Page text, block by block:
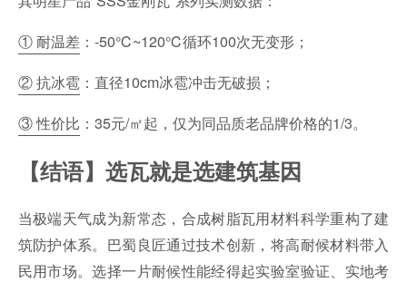
① 耐温差：-50℃~120℃循环100次无变形；
② 抗冰雹：直径10cm冰雹冲击无破损；
③ 性价比 ：35元/㎡起，仅为同品质老品牌价格的1/3。
【结语】选瓦就是选建筑基因
当极端天气成为新常态，合成树脂瓦用材料科学重构了建
筑防护体系。巴蜀良匠通过技术创新，将高耐候材料带入
民用市场。选择一片耐候性能经得起实验室验证、实地考